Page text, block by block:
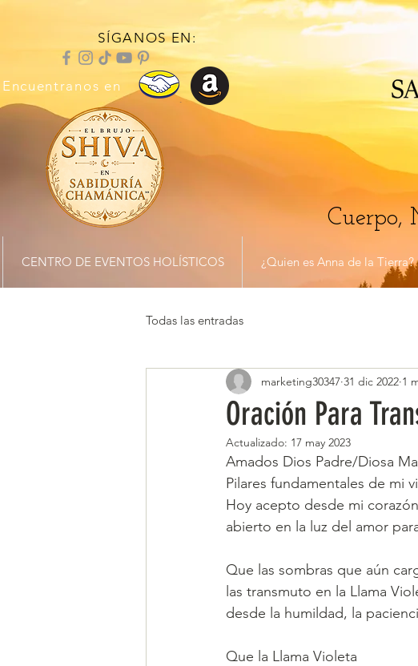
Encuentranos en
Cuerpo,
CENTRO DE EVENTOS HOLÍSTICOS ¿Quien es Anna de la Tierra?
SÍGANOS EN:
Todas las entradas
Oración Para
marketing30347 31 dic 2022 1
Actualizado: 17 may 2023
Amados Dios Padre/Diosa
Pilares fundamentales de mi
Hoy acepto desde mi corazón
abierto en la luz del amor
Que las sombras que aún
las transmuto en la Llama
desde la humildad, la
Que la Llama Violeta